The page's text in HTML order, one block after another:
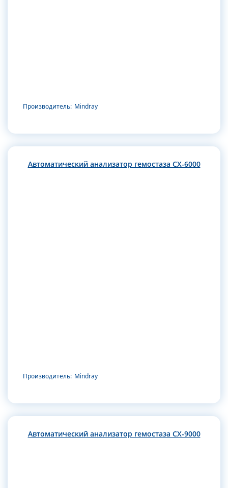
Производитель: Mindray
Автоматический анализатор гемостаза CX-6000
Производитель: Mindray
Автоматический анализатор гемостаза CX-9000